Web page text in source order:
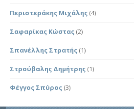
Περιστεράκης Μιχάλης (4)
Σαφαρίκας Κώστας (2)
Σπανέλλης Στρατής (1)
Στρούβαλης Δημήτρης (1)
Φέγγος Σπύρος (3)